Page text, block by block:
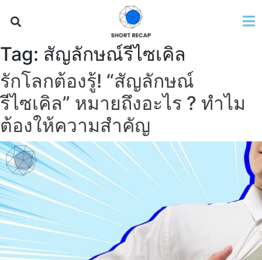
Tag: สัญลักษณ์รีไซเคิล
รักโลกต้องรู้! “สัญลักษณ์
รีไซเคิล” หมายถึงอะไร ? ทำไม
ต้องให้ความสำคัญ